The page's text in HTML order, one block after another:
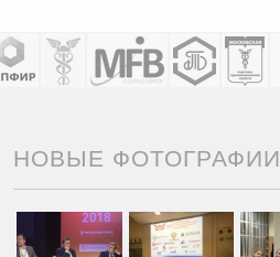
НОВЫЕ ФОТОГРАФИИ